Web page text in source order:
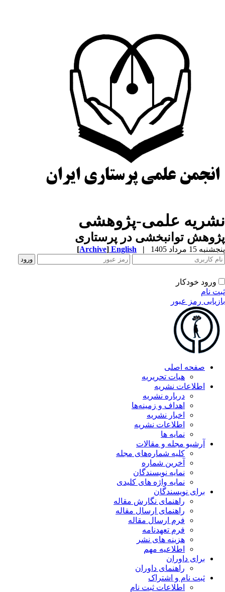
علمی-پژوهشی
توانبخشی در پرستاری
15 مرداد 1405 |
English
[Archive]
ورود خودکار
نام
رمز عبور
صفحه اصلی
هیات تحریریه
اطلاعات نشریه
درباره نشریه
اهداف و زمینه‌ها
اخبار نشریه
اطلاعات نشریه
نمایه ها
آرشیو مجله و مقالات
کلیه شماره‌های مجله
آخرین شماره
نمایه نویسندگان
نمایه واژه های کلیدی
برای نویسندگان
راهنمای نگارش مقاله
راهنمای ارسال مقاله
فرم ارسال مقاله
فرم تعهدنامه
هزینه های نشر
اطلاعیه مهم
برای داوران
راهنمای داوران
ثبت نام و اشتراک
اطلاعات ثبت نام